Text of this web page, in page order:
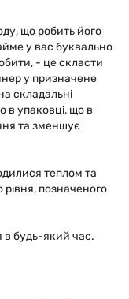
що робить його
у вас буквально
- це скласти
у призначене
складальні
в упаковці, що в
та зменшує
теплом та
позначеного
в будь-який час.